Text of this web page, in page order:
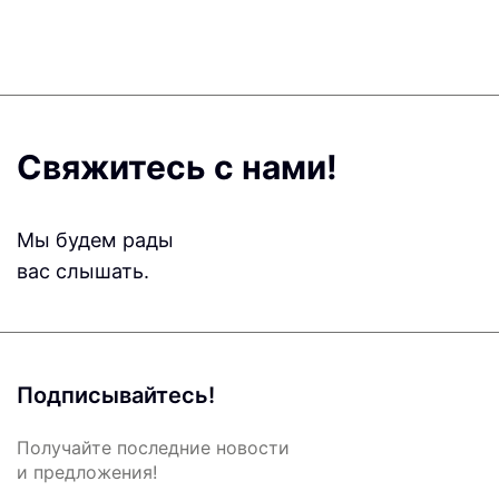
Свяжитесь с нами!
Мы будем рады
вас слышать.
Подписывайтесь!
Получайте последние новости
и предложения!